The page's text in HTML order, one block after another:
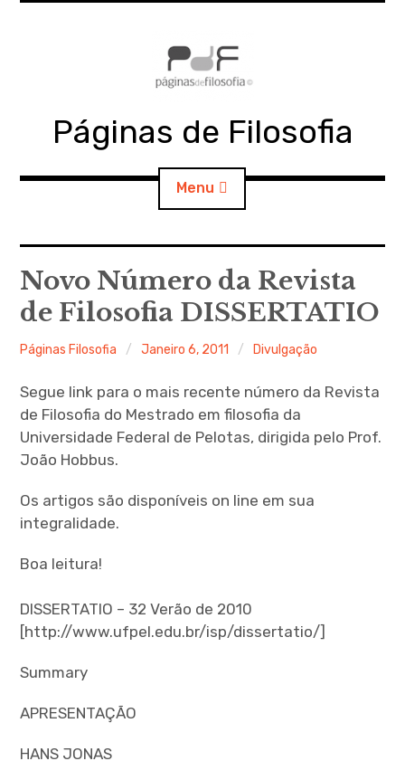
Páginas de Filosofia
Menu
PdF
SECÇÕES
MATERIAIS
DOCUMENTOS
Novo Número da Revista
de Filosofia DISSERTATIO
Páginas Filosofia Janeiro 6, 2011 Divulgação
Segue link para o mais recente número da Revista
de Filosofia do Mestrado em filosofia da
Universidade Federal de Pelotas, dirigida pelo Prof.
João Hobbus.
Os artigos são disponíveis on line em sua
integralidade.
Boa leitura!
DISSERTATIO – 32 Verão de 2010
[http://www.ufpel.edu.br/isp/dissertatio/]
Summary
APRESENTAÇÃO
HANS JONAS